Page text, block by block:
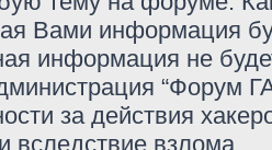
Вами информация
информация не
“Форум
за действия
вследствие взлома.